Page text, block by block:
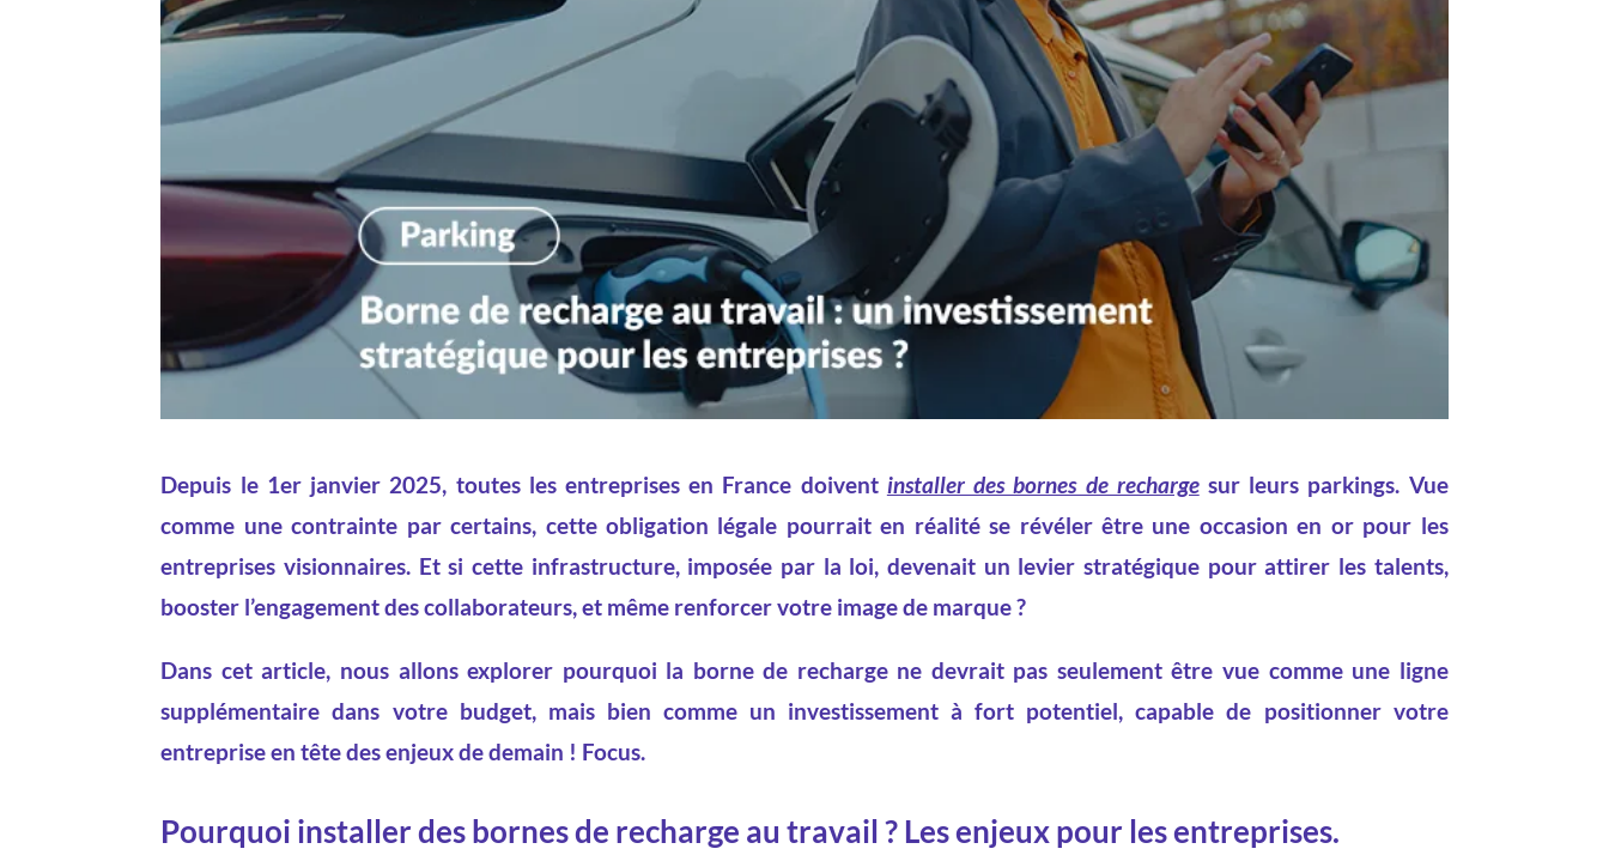
Depuis le 1er janvier 2025, toutes les entreprises en France doivent installer des bornes de rechargesur leurs parkings. Vue
comme une contrainte par certains, cette obligation légale pourrait en réalité se révéler être une occasion en or pour les
entreprises visionnaires. Et si cette infrastructure, imposée par la loi, devenait un levier stratégique pour attirer les talents,
booster l’engagement des collaborateurs, et même renforcer votre image de marque ?
Dans cet article, nous allons explorer pourquoi la borne de recharge ne devrait pas seulement être vue comme une ligne
supplémentaire dans votre budget, mais bien comme un investissement à fort potentiel, capable de positionner votre
entreprise en tête des enjeux de demain ! Focus.
Pourquoi installer des bornes de recharge au travail ? Les enjeux pour les entreprises.